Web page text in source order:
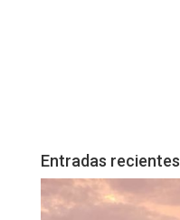
Entradas recientes